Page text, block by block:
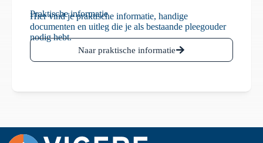
Praktische informatie
Hier vind je praktische informatie, handige
documenten en uitleg die je als bestaande pleegouder
nodig hebt.
Naar praktische informatie